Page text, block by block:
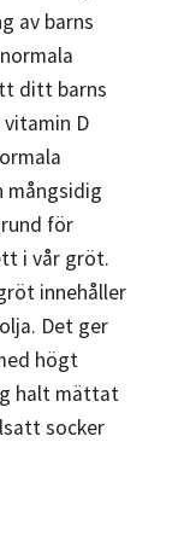
av barns
ditt barns
D
mångsidig
för
i vår gröt.
innehåller
Det ger
högt
halt mättat
socker